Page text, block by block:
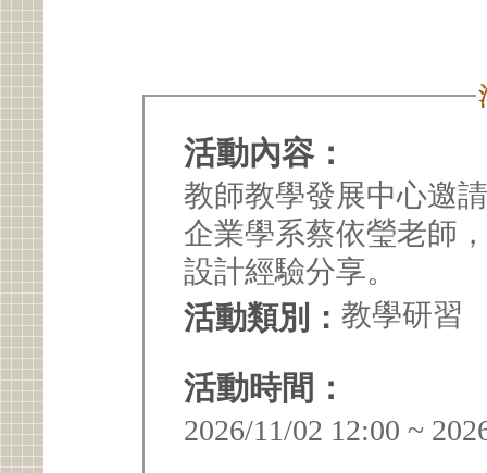
活動內容：
教師教學發展中心邀
企業學系蔡依瑩老師
設計經驗分享。
活動類別： 教學研習
活動時間：
2026/11/02 12:00 ~